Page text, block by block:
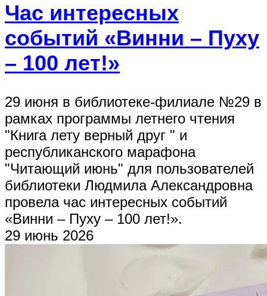
Час интересных
событий «Винни – Пуху
– 100 лет!»
29 июня в библиотеке-филиале №29 в
рамках программы летнего чтения
"Книга лету верный друг " и
республиканского марафона
"Читающий июнь" для пользователей
библиотеки Людмила Александровна
провела час интересных событий
«Винни – Пуху – 100 лет!».
29 июнь 2026